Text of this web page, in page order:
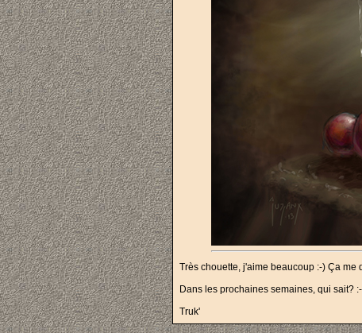
Très chouette, j'aime beaucoup :-) Ça
Dans les prochaines semaines, qui sait?
Truk'